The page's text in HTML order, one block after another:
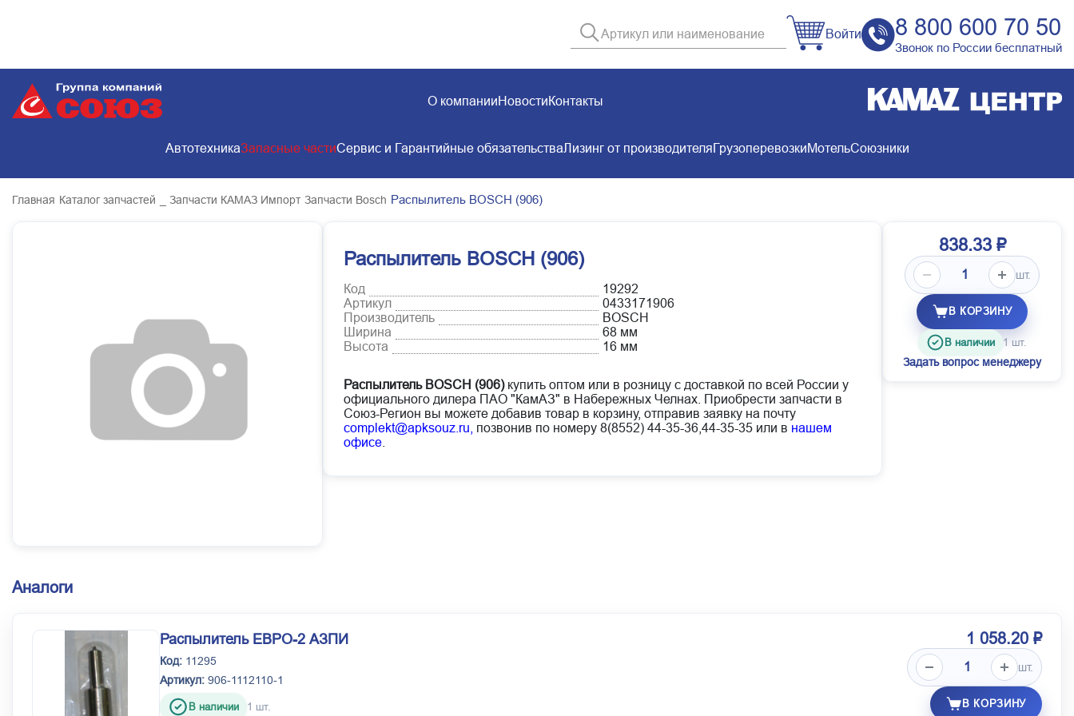
Войти 8 800 600 70 50
Звонок по России бесплатный
О компанииНовостиКонтакты
АвтотехникаЗапасные частиСервис и Гарантийные обязательстваЛизинг от производителяГрузоперевозкиМотельСоюзники
Главная Каталог запчастей _ Запчасти КАМАЗ Импорт Запчасти Bosch Распылитель BOSCH (906)
Распылитель BOSCH (906)
Код
19292
Артикул
0433171906
Производитель
BOSCH
Ширина
68 мм
Высота
16 мм
Распылитель BOSCH (906)купить оптом или в розницу с доставкой по всей России у
официального дилера ПАО "КамАЗ" в Набережных Челнах. Приобрести запчасти в
Союз-Регион вы можете добавив товар в корзину, отправив заявку на почту
complekt@apksouz.ru, позвонив по номеру 8(8552) 44-35-36,44-35-35 или в нашем
офисе
838.33 ₽
шт.
В КОРЗИНУ
В наличии 1 шт.
Задать вопрос менеджеру
Аналоги
Распылитель ЕВРО-2 АЗПИ
Код: 11295
Артикул: 906-1112110-1
В наличии 1 шт.
1 058.20 ₽
шт.
В КОРЗИНУ